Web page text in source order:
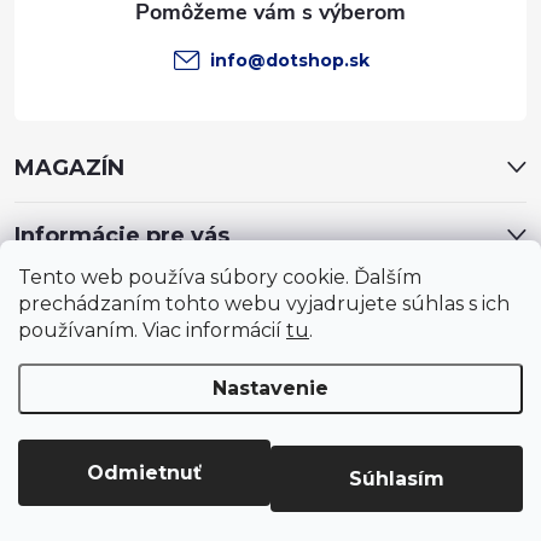
Tento web používa súbory cookie. Ďalším
prechádzaním tohto webu vyjadrujete súhlas s ich
používaním. Viac informácií tu.
Nastavenie
Odmietnuť Súhlasím
info@dotshop.sk
MAGAZÍN
Informácie pre vás
Copyright 2026DotShop - všetko pre záhradu, dom, chovateľa,
. Všetky práva vyhradené.Upraviť nastavenie cookies